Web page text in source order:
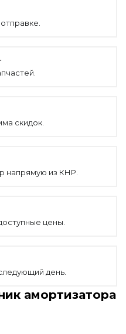
скидок.
напрямую из КНР.
цены.
день.
амортизатора